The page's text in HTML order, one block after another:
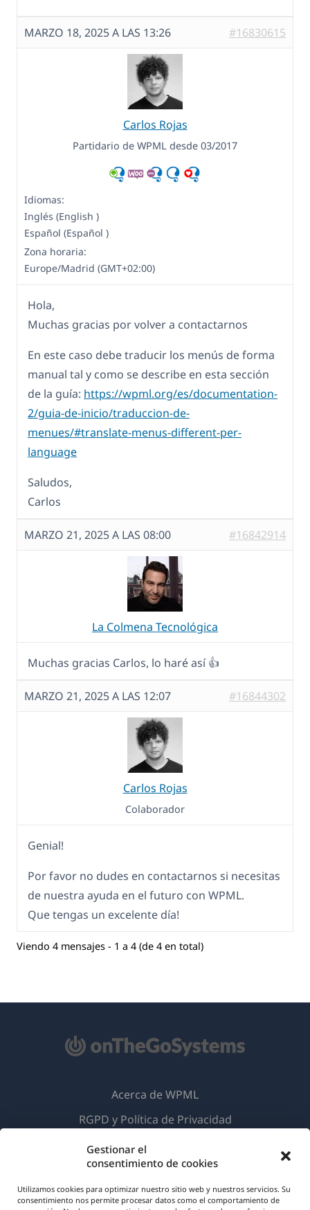
Gestionar el
consentimiento de cookies
Utilizamos cookies para optimizar nuestro sitio web y nuestros servicios. Su
consentimiento nos permite procesar datos como el comportamiento de
MARZO 18, 2025 A LAS 13:26 #16830615
Carlos Rojas
Partidario de WPML desde 03/2017
Idiomas:
Inglés (English )
Español (Español )
Zona horaria:
Europe/Madrid (GMT+02:00)
Hola,
Muchas gracias por volver a contactarnos
En este caso debe traducir los menús de forma
manual tal y como se describe en esta sección
de la guía: https://wpml.org/es/documentation-
2/guia-de-inicio/traduccion-de-
menues/#translate-menus-different-per-
language
Saludos,
Carlos
MARZO 21, 2025 A LAS 08:00 #16842914
La Colmena Tecnológica
Muchas gracias Carlos, lo haré así 👍
MARZO 21, 2025 A LAS 12:07 #16844302
Carlos Rojas
Colaborador
Genial!
Por favor no dudes en contactarnos si necesitas
de nuestra ayuda en el futuro con WPML.
Que tengas un excelente día!
Viendo 4 mensajes - 1 a 4 (de 4 en total)
Acerca de WPML
RGPD y Política de Privacidad
Únete a nuestro equipo
abre
una
(se
abre
en
(se
abre
en
(se
abre
en